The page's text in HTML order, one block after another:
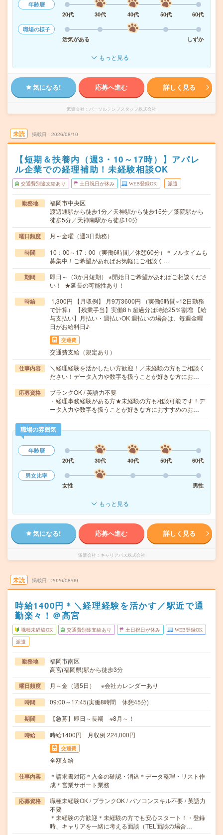
年齢層
20代
30代 40代 50代
60代
職場の様子
活気がある
しずか
もっと見る
気になる! 応募へ進む 詳しく見る
派遣会社 パーソルテンプスタッフ株式会社
未読 掲載日 2026/08/10
【短期＆扶養内（週3・10～17時）】アパレ
ル企業での経理補助！未経験相談OK
交通費別途支給あり 土日祝日が休み WEB登録OK 派遣
勤務地
福岡市中央区
渡辺通駅から徒歩1分／天神駅から徒歩15分／薬院駅から
徒歩5分／天神南駅から徒歩10分
曜日頻度 月～金曜（週3日勤務）
時間
10：00～17：00（実働6時間／休憩60分）＊フルタイムも
募集中！ご希望があればお気軽にご相談く…
期間
即日～（3か月短期） ※開始日ご希望があればご相談くださ
い！ ★延長の可能性あり！
時給
1,300円 【月収例】 月9万3600円 （実働6時間×12日勤務
で計算） 【残業手当】実働8ｈ超過分は時給25％割増 【給
与支払い】月払い・週払いOK 週払いの場合は、毎週金曜
日がお給料日♪
交通費
交通費支給（規定あり）
仕事内容
＼経理経験を活かしたい方歓迎！／未経験の方もご相談く
ださい！データ入力や数字を扱うことが好きな方にお…
応募資格
ブランクOK / 英語力不要
・経理事務経験がある方★未経験の方も相談可能です！デ
ータ入力や数字を扱うことが好きな方におすすめのお…
職場の雰囲気
年齢層
20代
30代 40代 50代
60代
男女比率
女性
男性
もっと見る
気になる! 応募へ進む 詳しく見る
派遣会社 キャリアパス株式会社
未読 掲載日 2026/08/09
時給1400円＊＼経理経験を活かす／駅近で通
勤楽々！＠高宮
職種未経験OK 交通費別途支給あり 土日祝日が休み WEB登録OK
派遣
勤務地
福岡市南区
高宮(福岡県)駅から徒歩3分
曜日頻度 月～金（週5日） ※会社カレンダーあり
時間 09:00～17:45(実働8時間 休憩45分)
期間 【急募】即日～長期 ※8月～！
時給 時給1400円 月収例 224,000円
交通費
全額支給
仕事内容
＊請求書対応＊入金の確認・消込＊データ整理・リスト作
成＊営業サポート業務
応募資格
職種未経験OK / ブランクOK / パソコンスキル不要 / 英語力
不要
＊未経験の方歓迎＊未経験の方でも安心スタート！・登録
時、キャリアを一緒に考える面談（TEL面談の場合…